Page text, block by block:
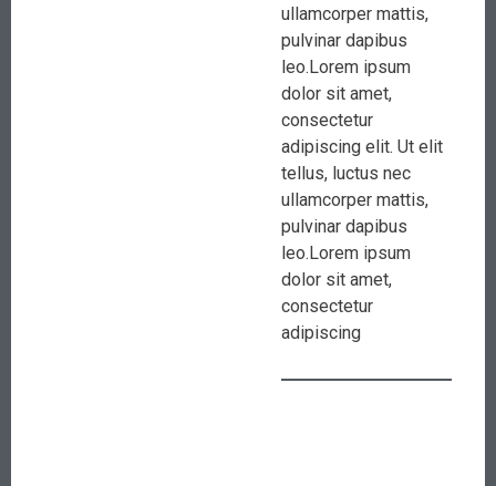
ullamcorper mattis,
pulvinar dapibus
leo.Lorem ipsum
dolor sit amet,
consectetur
adipiscing elit. Ut elit
tellus, luctus nec
ullamcorper mattis,
pulvinar dapibus
leo.Lorem ipsum
dolor sit amet,
consectetur
adipiscing